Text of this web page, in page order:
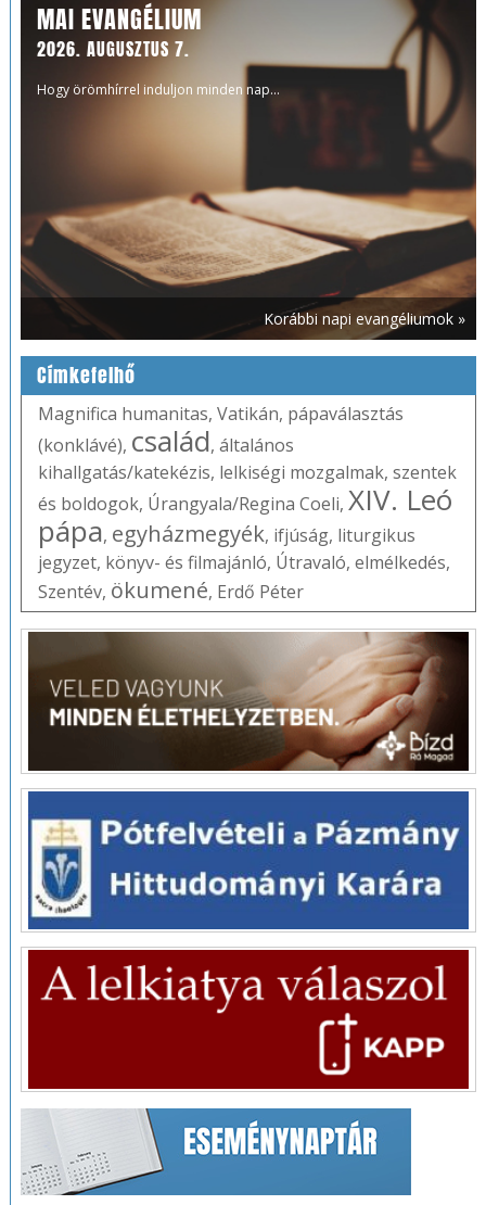
MAI EVANGÉLIUM
2026. AUGUSZTUS 7.
Hogy örömhírrel induljon minden nap...
Korábbi napi evangéliumok »
Címkefelhő
Magnifica humanitas, Vatikán, pápaválasztás
(konklávé), család, általános
kihallgatás/katekézis, lelkiségi mozgalmak, szentek
és boldogok, Úrangyala/Regina Coeli, XIV. Leó
pápa, egyházmegyék, ifjúság, liturgikus
jegyzet, könyv- és filmajánló, Útravaló, elmélkedés,
Szentév, ökumené, Erdő Péter